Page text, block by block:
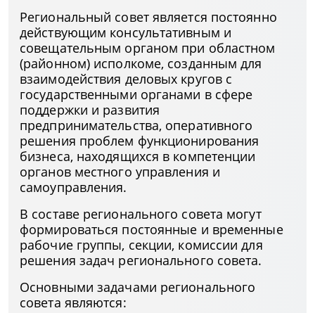
Региональный совет является постоянно
действующим консультативным и
совещательным органом при областном
(районном) исполкоме, созданным для
взаимодействия деловых кругов с
государственными органами в сфере
поддержки и развития
предпринимательства, оперативного
решения проблем функционирования
бизнеса, находящихся в компетенции
органов местного управления и
самоуправления.
В составе регионального совета могут
формироваться постоянные и временные
рабочие группы, секции, комиссии для
решения задач регионального совета.
Основными задачами регионального
совета являются: